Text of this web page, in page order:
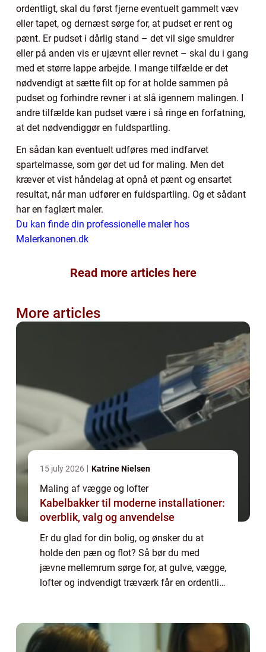
ordentligt, skal du først fjerne eventuelt gammelt væv
eller tapet, og dernæst sørge for, at pudset er rent og
pænt. Er pudset i dårlig stand – det vil sige smuldrer
eller på anden vis er ujævnt eller revnet – skal du i gang
med et større lappe arbejde. I mange tilfælde er det
nødvendigt at sætte filt op for at holde sammen på
pudset og forhindre revner i at slå igennem malingen. I
andre tilfælde kan pudset være i så ringe en forfatning,
at det nødvendiggør en fuldspartling.
En sådan kan eventuelt udføres med indfarvet
spartelmasse, som gør det ud for maling. Men det
kræver et vist håndelag at opnå et pænt og ensartet
resultat, når man udfører en fuldspartling. Og et sådant
har en faglært maler.
Du kan finde din professionelle maler hos
Malerkanonen.dk
Read more articles here
More articles
15 july 2026 Katrine Nielsen
Maling af vægge og lofter
Kabelbakker til moderne installationer:
overblik, valg og anvendelse
Er du glad for din bolig, og ønsker du at
holde den pæn og flot? Så bør du med
jævne mellemrum sørge for, at gulve, vægge,
lofter og indvendigt træværk får en ordentlig